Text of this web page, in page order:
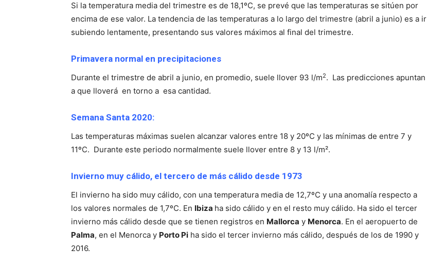
Si la temperatura media del trimestre es de 18,1ºC, se prevé que las temperaturas se sitúen por
encima de ese valor. La tendencia de las temperaturas a lo largo del trimestre (abril a junio) es a ir
subiendo lentamente, presentando sus valores máximos al final del trimestre.
Primavera normal en precipitaciones
Durante el trimestre de abril a junio, en promedio, suele llover 93 l/m2. Las predicciones apuntan
a que lloverá en torno a esa cantidad.
Semana Santa 2020:
Las temperaturas máximas suelen alcanzar valores entre 18 y 20ºC y las mínimas de entre 7 y
11ºC. Durante este periodo normalmente suele llover entre 8 y 13 l/m².
Invierno muy cálido, el tercero de más cálido desde 1973
El invierno ha sido muy cálido, con una temperatura media de 12,7ºC y una anomalía respecto a
los valores normales de 1,7ºC. En Ibiza ha sido cálido y en el resto muy cálido. Ha sido el tercer
invierno más cálido desde que se tienen registros en Mallorca y Menorca. En el aeropuerto de
Palma, en el Menorca y Porto Pi ha sido el tercer invierno más cálido, después de los de 1990 y
2016.